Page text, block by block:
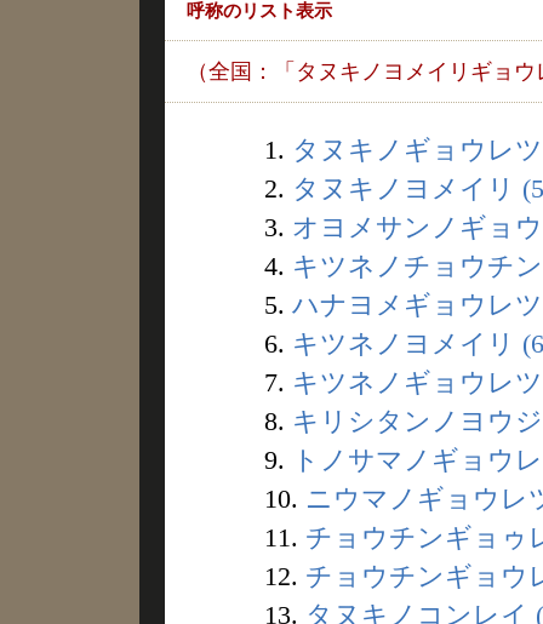
呼称のリスト表示
（全国：「タヌキノヨメイリギョ
1. タヌキノギョウレ
2. タヌキノヨメイリ
3. オヨメサンノギョ
4. キツネノチョウチ
5. ハナヨメギョウレ
6. キツネノヨメイリ
7. キツネノギョウレ
8. キリシタンノヨウ
9.
トノサマノギョウ
10. ニウマノギョウレ
11. チョウチンギョゥ
12. チョウチンギョウ
13. タヌキノコンレイ